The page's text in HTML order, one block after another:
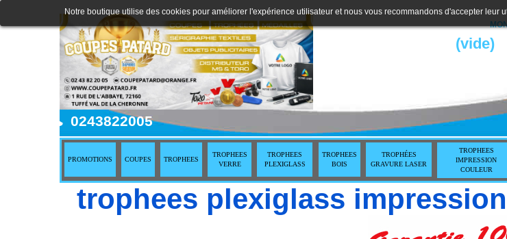
(vide)
0243822005
PROMOTIONS COUPES TROPHEES
TROPHEES
VERRE
TROPHEES
PLEXIGLASS
TROPHEES
BOIS
TROPHÉES
GRAVURE LASER
TROPHEES
IMPRESSION
COULEUR
Notre boutique utilise des cookies pour améliorer l'expérience utilisateur et nous vous recommandons d'accepter leur
trophees plexiglass